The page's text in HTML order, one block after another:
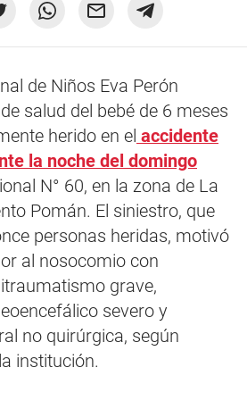
de Niños Eva Perón
salud del bebé de 6 meses
herido en el accidente
la noche del domingo
N° 60, en la zona de La
Pomán. El siniestro, que
personas heridas, motivó
al nosocomio con
grave,
severo y
no quirúrgica, según
institución.